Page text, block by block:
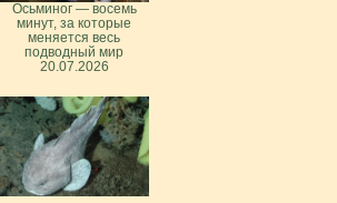
Осьминог — восемь
минут, за которые
меняется весь
подводный мир
20.07.2026